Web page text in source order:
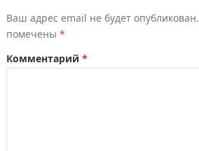
Ваш адрес email не будет опубликован.
помечены *
Комментарий *